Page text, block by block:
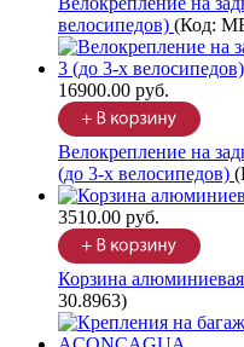
велосипедов) (Код:
16900.00 руб.
Велокрепление на
(до 3-х велосипедов)
3510.00 руб.
Корзина
30.8963)